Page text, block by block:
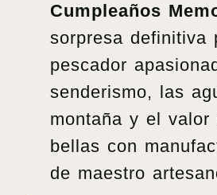
Cumpleaños
sorpresa definitiva
pescador
senderismo, las
montaña y el
bellas con
de maestro